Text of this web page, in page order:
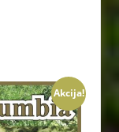
Akcija!